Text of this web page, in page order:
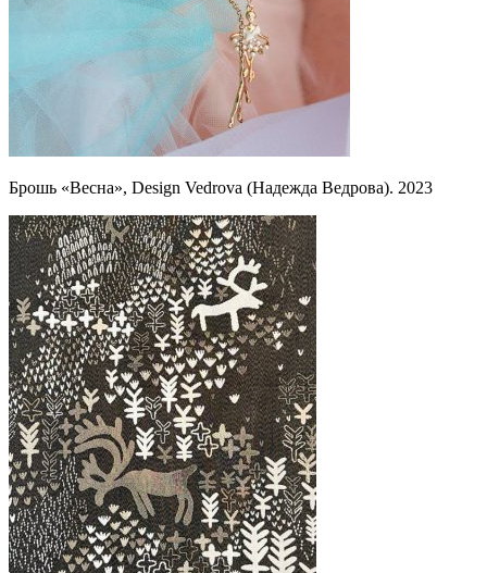
Брошь «Весна», Design Vedrova (Надежда Ведрова). 2023